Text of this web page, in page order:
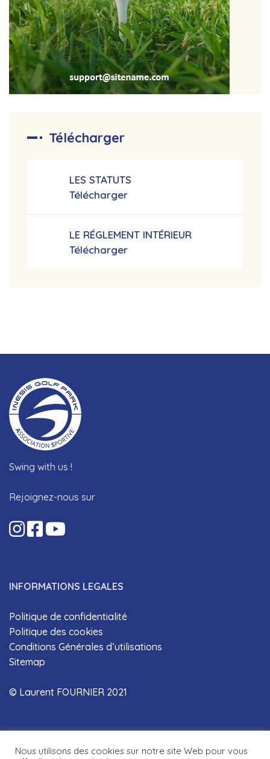
Télécharger
LES STATUTS
Télécharger
LE RÉGLEMENT INTÉRIEUR
Télécharger
Swing with us !
Rejoignez-nous sur
INFORMATIONS LEGALES
Politique de confidentialité
Politique des cookies
Conditions Générales d’utilisations
Sitemap
© Laurent FOURNIER 2021
Nous utilisons des cookies sur notre site Web pour vous